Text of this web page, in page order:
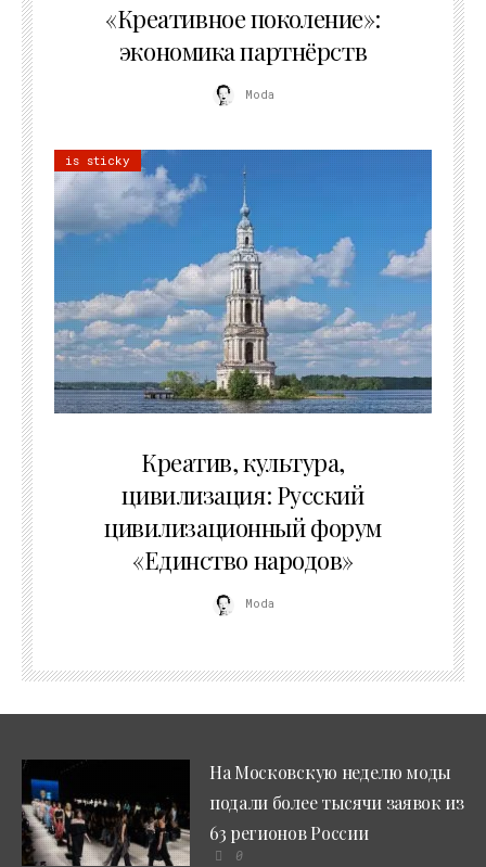
«Креативное поколение»:
экономика партнёрств
Moda
is sticky
Креатив, культура,
цивилизация: Русский
цивилизационный форум
«Единство народов»
Moda
На Московскую неделю моды
подали более тысячи заявок из
63 регионов России
0